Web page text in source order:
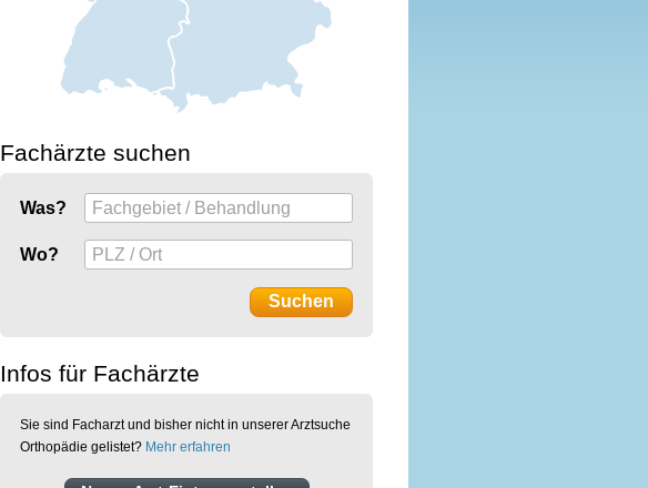
Fachärzte suchen
Was?
Wo?
Infos für Fachärzte
Sie sind Facharzt und bisher nicht in unserer Arztsuche
Orthopädie gelistet? Mehr erfahren